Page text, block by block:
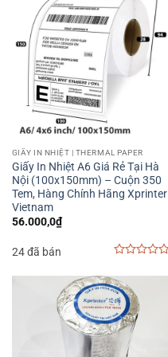
5
GIẤY IN NHIỆT | THERMAL PAPER
Giấy In Nhiệt A6 Giá Rẻ Tại Hà
Nội (100x150mm) – Cuộn 350
Tem, Hàng Chính Hãng Xprinter
Vietnam
56.000,0₫
24 đã bán
out
of
5